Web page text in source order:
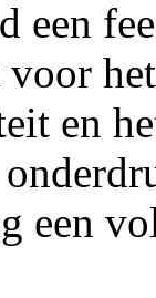
een
en
een